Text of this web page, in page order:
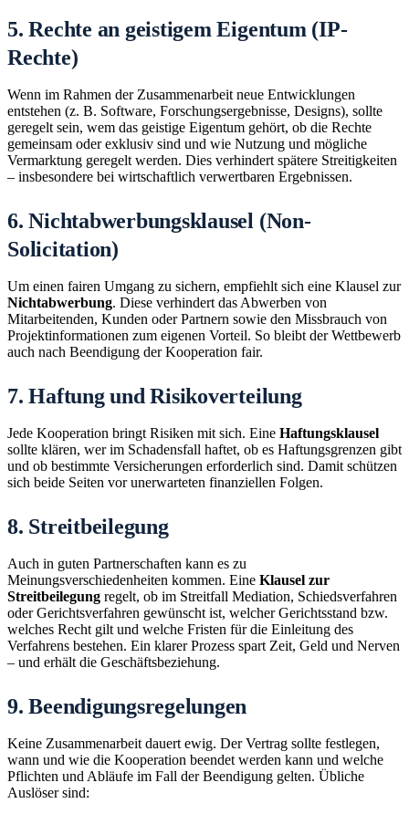
5. Rechte an geistigem Eigentum (IP-
Rechte)
Wenn im Rahmen der Zusammenarbeit neue Entwicklungen
entstehen (z. B. Software, Forschungsergebnisse, Designs), sollte
geregelt sein, wem das geistige Eigentum gehört, ob die Rechte
gemeinsam oder exklusiv sind und wie Nutzung und mögliche
Vermarktung geregelt werden. Dies verhindert spätere Streitigkeiten
– insbesondere bei wirtschaftlich verwertbaren Ergebnissen.
6. Nichtabwerbungsklausel (Non-
Solicitation)
Um einen fairen Umgang zu sichern, empfiehlt sich eine Klausel zur
Nichtabwerbung. Diese verhindert das Abwerben von
Mitarbeitenden, Kunden oder Partnern sowie den Missbrauch von
Projektinformationen zum eigenen Vorteil. So bleibt der Wettbewerb
auch nach Beendigung der Kooperation fair.
7. Haftung und Risikoverteilung
Jede Kooperation bringt Risiken mit sich. Eine Haftungsklausel
sollte klären, wer im Schadensfall haftet, ob es Haftungsgrenzen gibt
und ob bestimmte Versicherungen erforderlich sind. Damit schützen
sich beide Seiten vor unerwarteten finanziellen Folgen.
8. Streitbeilegung
Auch in guten Partnerschaften kann es zu
Meinungsverschiedenheiten kommen. Eine Klausel zur
Streitbeilegung regelt, ob im Streitfall Mediation, Schiedsverfahren
oder Gerichtsverfahren gewünscht ist, welcher Gerichtsstand bzw.
welches Recht gilt und welche Fristen für die Einleitung des
Verfahrens bestehen. Ein klarer Prozess spart Zeit, Geld und Nerven
– und erhält die Geschäftsbeziehung.
9. Beendigungsregelungen
Keine Zusammenarbeit dauert ewig. Der Vertrag sollte festlegen,
wann und wie die Kooperation beendet werden kann und welche
Pflichten und Abläufe im Fall der Beendigung gelten. Übliche
Auslöser sind: